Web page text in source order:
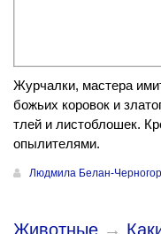
Журчалки, мастера
божьих коровок и
тлей и листоблошек.
опылителями.
Людмила Белан-Черногор
Животные →